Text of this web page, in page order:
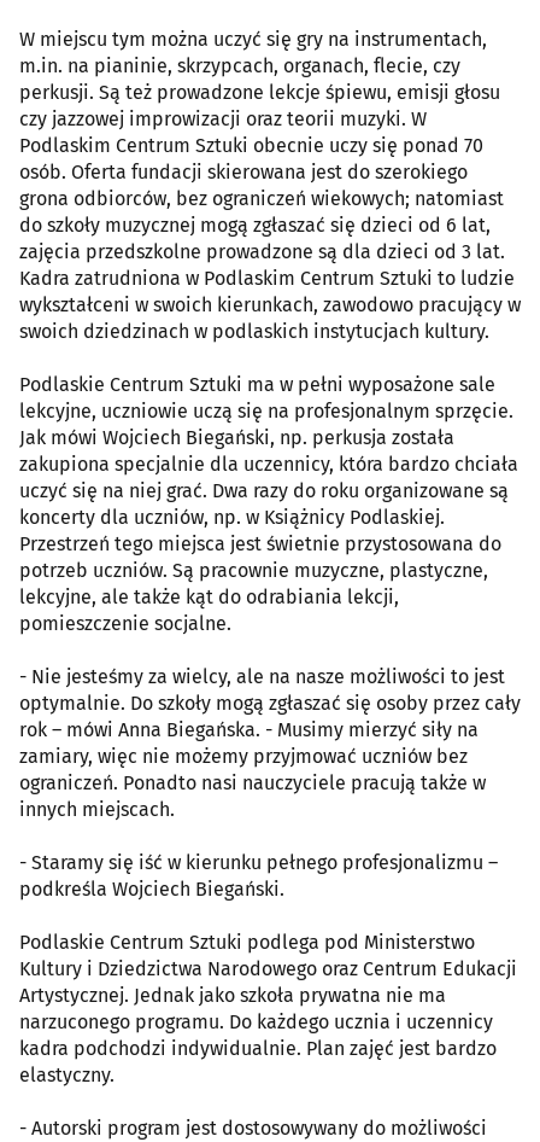
W miejscu tym można uczyć się gry na instrumentach,
m.in. na pianinie, skrzypcach, organach, flecie, czy
perkusji. Są też prowadzone lekcje śpiewu, emisji głosu
czy jazzowej improwizacji oraz teorii muzyki. W
Podlaskim Centrum Sztuki obecnie uczy się ponad 70
osób. Oferta fundacji skierowana jest do szerokiego
grona odbiorców, bez ograniczeń wiekowych; natomiast
do szkoły muzycznej mogą zgłaszać się dzieci od 6 lat,
zajęcia przedszkolne prowadzone są dla dzieci od 3 lat.
Kadra zatrudniona w Podlaskim Centrum Sztuki to ludzie
wykształceni w swoich kierunkach, zawodowo pracujący w
swoich dziedzinach w podlaskich instytucjach kultury.
Podlaskie Centrum Sztuki ma w pełni wyposażone sale
lekcyjne, uczniowie uczą się na profesjonalnym sprzęcie.
Jak mówi Wojciech Biegański, np. perkusja została
zakupiona specjalnie dla uczennicy, która bardzo chciała
uczyć się na niej grać. Dwa razy do roku organizowane są
koncerty dla uczniów, np. w Książnicy Podlaskiej.
Przestrzeń tego miejsca jest świetnie przystosowana do
potrzeb uczniów. Są pracownie muzyczne, plastyczne,
lekcyjne, ale także kąt do odrabiania lekcji,
pomieszczenie socjalne.
- Nie jesteśmy za wielcy, ale na nasze możliwości to jest
optymalnie. Do szkoły mogą zgłaszać się osoby przez cały
rok – mówi Anna Biegańska. - Musimy mierzyć siły na
zamiary, więc nie możemy przyjmować uczniów bez
ograniczeń. Ponadto nasi nauczyciele pracują także w
innych miejscach.
- Staramy się iść w kierunku pełnego profesjonalizmu –
podkreśla Wojciech Biegański.
Podlaskie Centrum Sztuki podlega pod Ministerstwo
Kultury i Dziedzictwa Narodowego oraz Centrum Edukacji
Artystycznej. Jednak jako szkoła prywatna nie ma
narzuconego programu. Do każdego ucznia i uczennicy
kadra podchodzi indywidualnie. Plan zajęć jest bardzo
elastyczny.
- Autorski program jest dostosowywany do możliwości